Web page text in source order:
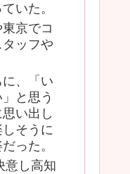
いた。
京でコ
ッフや
、「い
と思う
い出し
そうに
った。
意し高知